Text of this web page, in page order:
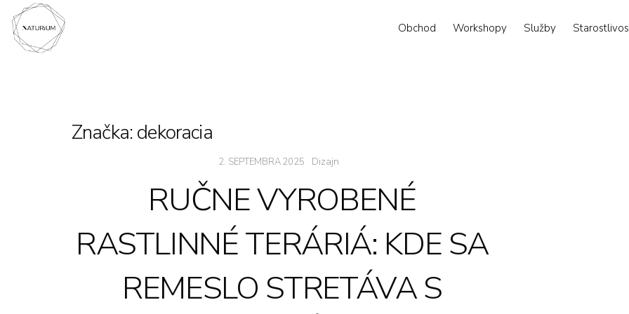
Obchod Workshopy Služby
Značka:dekoracia
2. SEPTEMBRA 2025 Dizajn
RUČNE VYROBENÉ
RASTLINNÉ TERÁRIÁ: KDE SA
REMESLO STRETÁVA S